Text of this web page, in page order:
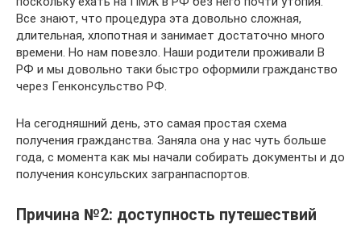
Все знают, что процедура эта довольно сложная,
длительная, хлопотная и занимает достаточно много
времени. Но нам повезло. Наши родители проживали В
РФ и мы довольно таки быстро оформили гражданство
через Генконсульство РФ.
На сегодняшний день, это самая простая схема
получения гражданства. Заняла она у нас чуть больше
года, с момента как мы начали собирать документы и до
получения консульских загранпаспортов.
Причина №2: доступность путешествий